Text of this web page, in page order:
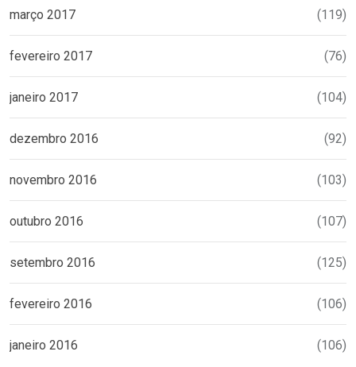
março 2017 (119)
fevereiro 2017 (76)
janeiro 2017 (104)
dezembro 2016 (92)
novembro 2016 (103)
outubro 2016 (107)
setembro 2016 (125)
fevereiro 2016 (106)
janeiro 2016 (106)